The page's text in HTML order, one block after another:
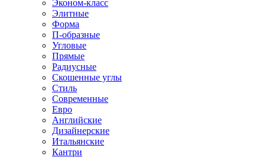
Эконом-класс
Элитные
Форма
П-образные
Угловые
Прямые
Радиусные
Скошенные углы
Стиль
Современные
Евро
Английские
Дизайнерские
Итальянские
Кантри